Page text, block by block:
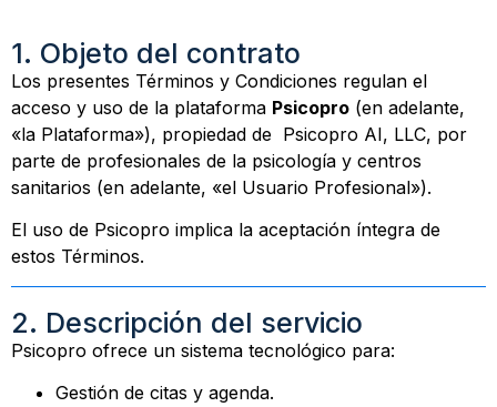
1. Objeto del contrato
Los presentes Términos y Condiciones regulan el
acceso y uso de la plataforma Psicopro (en adelante,
«la Plataforma»), propiedad de Psicopro AI, LLC, por
parte de profesionales de la psicología y centros
sanitarios (en adelante, «el Usuario Profesional»).
El uso de Psicopro implica la aceptación íntegra de
estos Términos.
2. Descripción del servicio
Psicopro ofrece un sistema tecnológico para:
Gestión de citas y agenda.